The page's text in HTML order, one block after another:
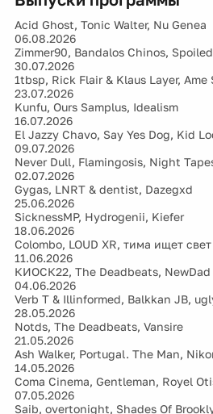
Acid Ghost, Tonic Walter, Nu Genea
06.08.2026
Zimmer90, Bandalos Chinos, Spoiled
30.07.2026
1tbsp, Rick Flair & Klaus Layer, Ame
23.07.2026
Kunfu, Ours Samplus, Idealism
16.07.2026
El Jazzy Chavo, Say Yes Dog, Kid
09.07.2026
Never Dull, Flamingosis, Night Tapes
02.07.2026
Gygas, LNRT & dentist, Dazegxd
25.06.2026
SicknessMP, Hydrogenii, Kiefer
18.06.2026
Colombo, LOUD XR, тима ищет свет
11.06.2026
КИОСК22, The Deadbeats, NewDad
04.06.2026
Verb T & Illinformed, Balkkan JB,
28.05.2026
Notds, The Deadbeats, Vansire
21.05.2026
Ash Walker, Portugal. The Man,
14.05.2026
Coma Cinema, Gentleman, Royel Otis
07.05.2026
Saib, overtonight, Shades Of
30.04.2026